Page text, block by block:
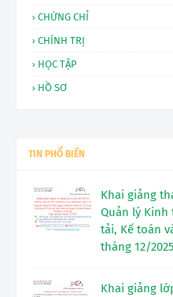
CHỨNG CHỈ
CHÍNH TRỊ
HỌC TẬP
HỒ SƠ
TIN PHỔ BIẾN
Khai giảng
Quản lý Kinh
tải, Kế toán
tháng 12/2025
Khai giảng